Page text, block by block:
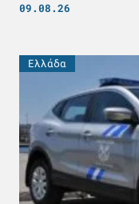
09.08.26
Ελλάδα